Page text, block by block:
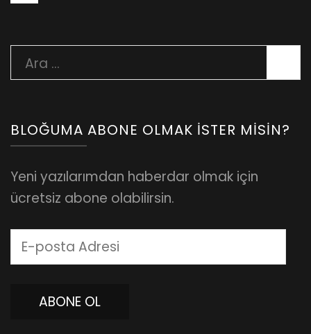
Arama:
BLOĞUMA ABONE OLMAK İSTER MISIN?
Yeni yazılarımdan haberdar olmak için
ücretsiz abone olabilirsin.
E-
posta
ABONE OL